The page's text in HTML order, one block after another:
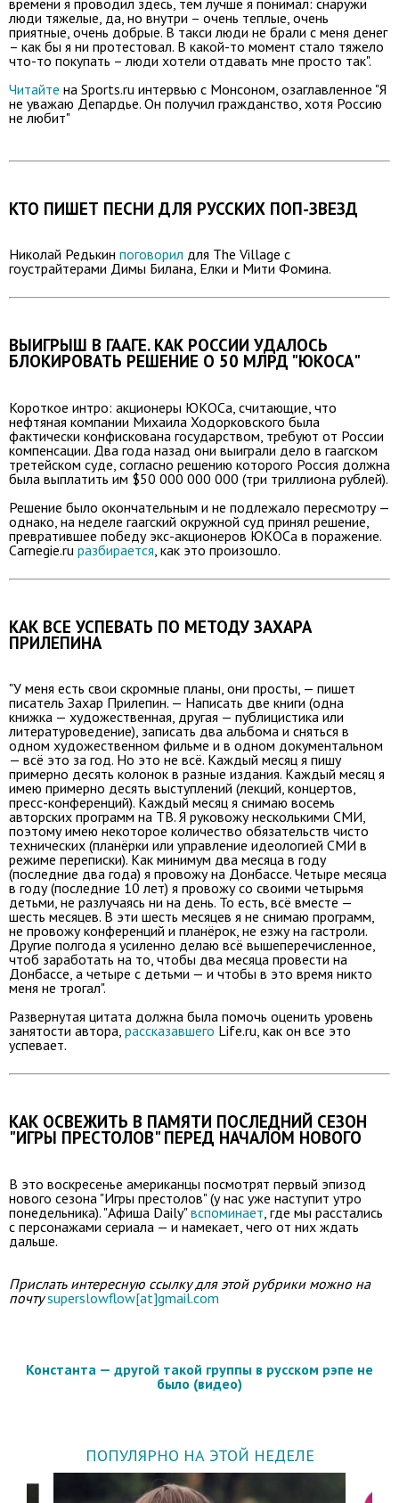
люди тяжелые, да, но внутри – очень теплые, очень
приятные, очень добрые. В такси люди не брали с меня денег
– как бы я ни протестовал. В какой-то момент стало тяжело
что-то покупать – люди хотели отдавать мне просто так".
Читайте на Sports.ru интервью с Монсоном, озаглавленное "Я
не уважаю Депардье. Он получил гражданство, хотя Россию
не любит"
КТО ПИШЕТ ПЕСНИ ДЛЯ РУССКИХ ПОП-ЗВЕЗД
Николай Редькин поговорил для The Village с
гоустрайтерами Димы Билана, Елки и Мити Фомина.
ВЫИГРЫШ В ГААГЕ. КАК РОССИИ УДАЛОСЬ
БЛОКИРОВАТЬ РЕШЕНИЕ О 50 МЛРД "ЮКОСА"
Короткое интро: акционеры ЮКОСа, считающие, что
нефтяная компании Михаила Ходорковского была
фактически конфискована государством, требуют от России
компенсации. Два года назад они выиграли дело в гаагском
третейском суде, согласно решению которого Россия должна
была выплатить им $50 000 000 000 (три триллиона рублей).
Решение было окончательным и не подлежало пересмотру —
однако, на неделе гаагский окружной суд принял решение,
превратившее победу экс-акционеров ЮКОСа в поражение.
Carnegie.ru разбирается , как это произошло.
КАК ВСЕ УСПЕВАТЬ ПО МЕТОДУ ЗАХАРА
ПРИЛЕПИНА
"У меня есть свои скромные планы, они просты, — пишет
писатель Захар Прилепин. — Написать две книги (одна
книжка — художественная, другая — публицистика или
литературоведение), записать два альбома и сняться в
одном художественном фильме и в одном документальном
— всё это за год. Но это не всё. Каждый месяц я пишу
примерно десять колонок в разные издания. Каждый месяц я
имею примерно десять выступлений (лекций, концертов,
пресс-конференций). Каждый месяц я снимаю восемь
авторских программ на ТВ. Я руковожу несколькими СМИ,
поэтому имею некоторое количество обязательств чисто
технических (планёрки или управление идеологией СМИ в
режиме переписки). Как минимум два месяца в году
(последние два года) я провожу на Донбассе. Четыре месяца
в году (последние 10 лет) я провожу со своими четырьмя
детьми, не разлучаясь ни на день. То есть, всё вместе —
шесть месяцев. В эти шесть месяцев я не снимаю программ,
не провожу конференций и планёрок, не езжу на гастроли.
Другие полгода я усиленно делаю всё вышеперечисленное,
чтоб заработать на то, чтобы два месяца провести на
Донбассе, а четыре с детьми — и чтобы в это время никто
меня не трогал".
Развернутая цитата должна была помочь оценить уровень
занятости автора, рассказавшего Life.ru, как он все это
успевает.
КАК ОСВЕЖИТЬ В ПАМЯТИ ПОСЛЕДНИЙ СЕЗОН
"ИГРЫ ПРЕСТОЛОВ" ПЕРЕД НАЧАЛОМ НОВОГО
В это воскресенье американцы посмотрят первый эпизод
нового сезона "Игры престолов" (у нас уже наступит утро
понедельника). "Афиша Daily"вспоминает , где мы расстались
с персонажами сериала — и намекает, чего от них ждать
дальше.
Прислать интересную ссылку для этой рубрики можно на
почтуsuperslowflow[at]gmail.com
Константа — другой такой группы в русском рэпе не
было (видео)
ПОПУЛЯРНО НА ЭТОЙ НЕДЕЛЕ